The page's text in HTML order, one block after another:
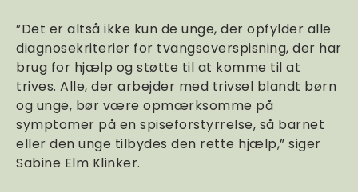
”Det er altså ikke kun de unge, der opfylder alle
diagnosekriterier for tvangsoverspisning, der har
brug for hjælp og støtte til at komme til at
trives. Alle, der arbejder med trivsel blandt børn
og unge, bør være opmærksomme på
symptomer på en spiseforstyrrelse, så barnet
eller den unge tilbydes den rette hjælp,” siger
Sabine Elm Klinker.